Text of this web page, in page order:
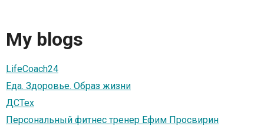
My blogs
LifeCoach24
Еда. Здоровье. Образ жизни
ДСТех
Персональный фитнес тренер Ефим Просвирин